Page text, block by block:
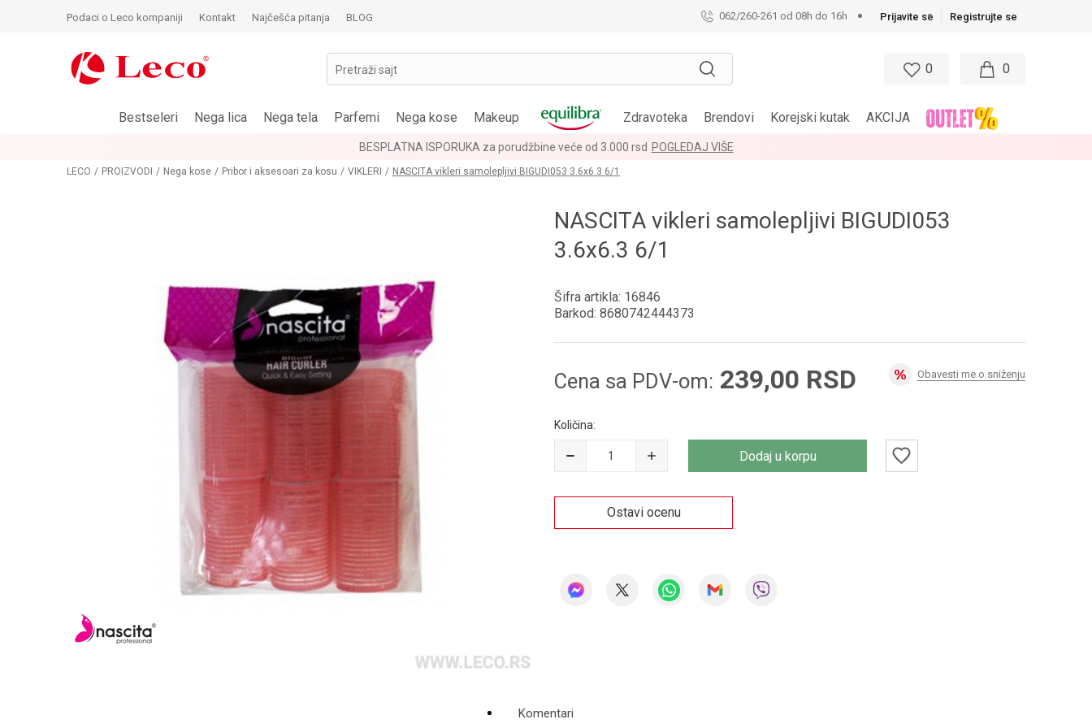
Podaci o Leco kompaniji Kontakt Najčešća pitanja BLOG Prijavite se Registrujte se
062/260-261 od 08h do 16h
Pretraži sajt 0
0
Bestseleri Nega lica Nega tela Parfemi Nega kose Makeup Zdravoteka Brendovi Korejski kutak AKCIJA
BESPLATNA ISPORUKA za porudžbine veće od 3.000 rsd POGLEDAJ VIŠE
LECO PROIZVODI Nega kose Pribor i aksesoari za kosu VIKLERI NASCITA vikleri samolepljivi BIGUDI053 3.6x6.3 6/1
NASCITA vikleri samolepljivi BIGUDI053
3.6x6.3 6/1
Šifra artikla: 16846
Barkod: 8680742444373
Cena sa PDV-om: 239,00 RSD Obavesti me o sniženju
Količina:
Dodaj u korpu
Ostavi ocenu
Komentari